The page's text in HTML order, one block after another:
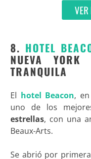
8. HOTEL
NUEVA
TRANQUILA
El hotel Beacon,
uno de los
estrellas, con una
Beaux-Arts.
Se abrió por